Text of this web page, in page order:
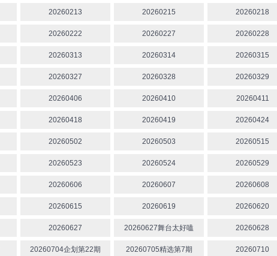
20260213 20260215 20260218
20260222 20260227 20260228
20260313 20260314 20260315
20260327 20260328 20260329
20260406 20260410 20260411
20260418 20260419 20260424
20260502 20260503 20260515
20260523 20260524 20260529
20260606 20260607 20260608
20260615 20260619 20260620
20260627 20260627舞台太好嗑 20260628
20260704企划第22期 20260705精选第7期 20260710